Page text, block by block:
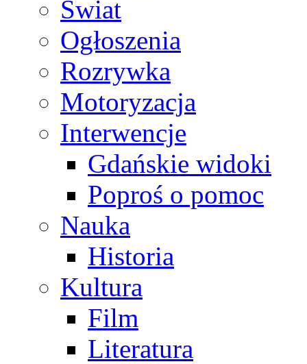
Świat
Ogłoszenia
Rozrywka
Motoryzacja
Interwencje
Gdańskie widoki
Poproś o pomoc
Nauka
Historia
Kultura
Film
Literatura